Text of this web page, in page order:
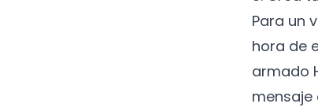
Para un
hora de
armado
mensaje